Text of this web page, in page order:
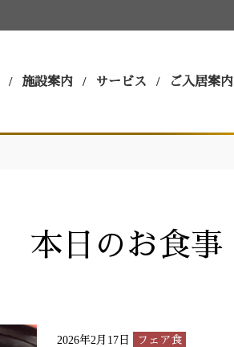
施設案内 サービス ご入居案内
本日のお食事
2026年2月17日 フェア食